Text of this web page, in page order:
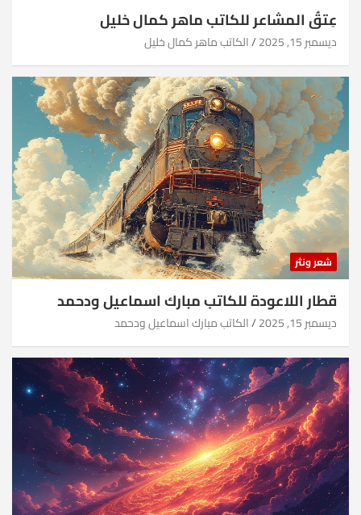
عِتقُ المشاعر للكاتب ماهر كمال خليل
ديسمبر 15, 2025 الكاتب ماهر كمال خليل
شعر ونثر
قطار اللاعودة للكاتب مبارك اسماعيل ودحمد
ديسمبر 15, 2025 الكاتب مبارك اسماعيل ودحمد